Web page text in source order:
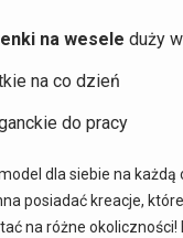
na wesele duży
na co dzień
do pracy
dla siebie na każdą
posiadać kreacje,
na różne okoliczności!